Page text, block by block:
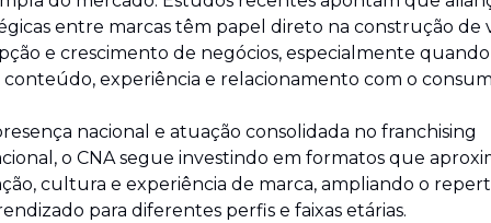
entre marcas têm papel direto na construção de
e crescimento de negócios, especialmente quando
experiência e relacionamento com o
nacional e atuação consolidada no franchising
o CNA segue investindo em formatos que
cultura e experiência de marca, ampliando o
para diferentes perfis e faixas etárias.